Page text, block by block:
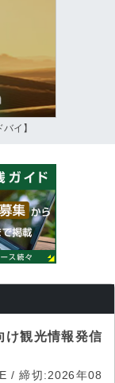
イ】
け観光情報発信
/ 締切:2026年08